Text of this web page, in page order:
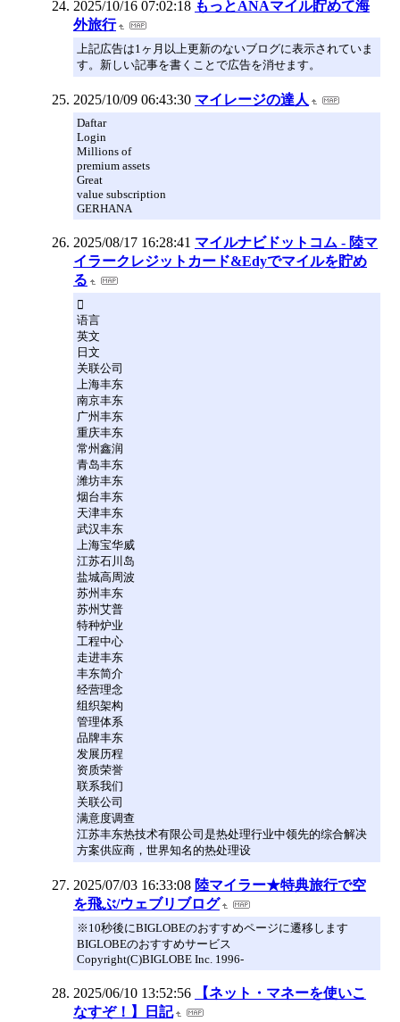
2025/10/16 07:02:18 もっとANAマイル貯めて海
外旅行
上記広告は1ヶ月以上更新のないブログに表示されていま
す。新しい記事を書くことで広告を消せます。
2025/10/09 06:43:30 マイレージの達人
Daftar
Login
Millions of
premium assets
Great
value subscription
GERHANA
2025/08/17 16:28:41 マイルナビドットコム - 陸マ
イラークレジットカード&Edyでマイルを貯め
る

语言
英文
日文
关联公司
上海丰东
南京丰东
广州丰东
重庆丰东
常州鑫润
青岛丰东
潍坊丰东
烟台丰东
天津丰东
武汉丰东
上海宝华威
江苏石川岛
盐城高周波
苏州丰东
苏州艾普
特种炉业
工程中心
走进丰东
丰东简介
经营理念
组织架构
管理体系
品牌丰东
发展历程
资质荣誉
联系我们
关联公司
满意度调查
江苏丰东热技术有限公司是热处理行业中领先的综合解决
方案供应商，世界知名的热处理设
2025/07/03 16:33:08 陸マイラー★特典旅行で空
を飛ぶ/ウェブリブログ
※10秒後にBIGLOBEのおすすめページに遷移します
BIGLOBEのおすすめサービス
Copyright(C)BIGLOBE Inc. 1996-
2025/06/10 13:52:56
【ネット・マネーを使いこ
なすぞ！】日記